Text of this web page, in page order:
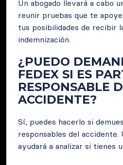
Un abogado llevará a cabo
reunir pruebas que te
tus posibilidades de recibir
indemnización.
¿PUEDO
FEDEX SI ES
RESPONSABLE
ACCIDENTE?
Sí, puedes hacerlo si
responsables del accidente.
ayudará a analizar si tienes